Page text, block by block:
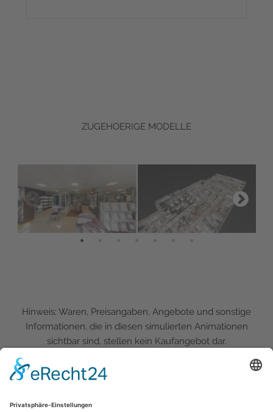
ZUGEHOERIGE MODELLE
Hinweis: Waren, Preisangaben, Angebote und sonstige
Informationen, die in diesen simulierten Animationen
sichtbar sind, stellen kein Kaufangebot dar.